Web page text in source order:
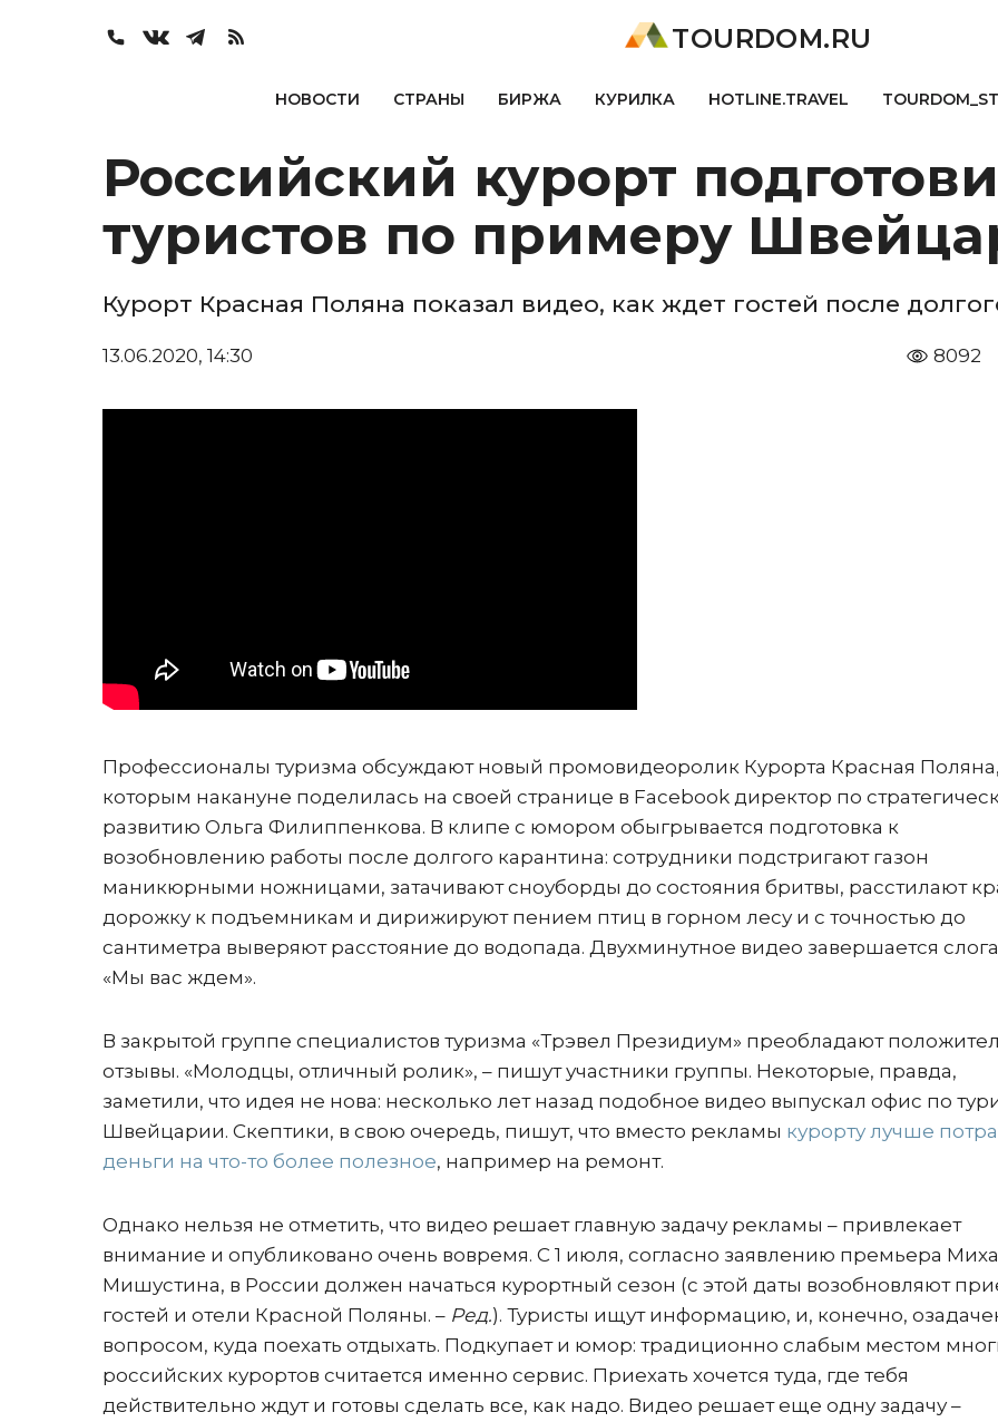
TOURDOM.RU
НОВОСТИ СТРАНЫ БИРЖА КУРИЛКА HOTLINE.TRAVEL
Российский курорт
туристов по примеру
Курорт Красная Поляна показал видео, как ждет гостей после
13.06.2020, 14:30 8092
Профессионалы туризма обсуждают новый промовидеоролик Курорта Красная Поляна,
которым накануне поделилась на своей странице в Facebook директор по
развитию Ольга Филиппенкова. В клипе с юмором обыгрывается подготовка к
возобновлению работы после долгого карантина: сотрудники подстригают газон
маникюрными ножницами, затачивают сноуборды до состояния бритвы, расстилают
дорожку к подъемникам и дирижируют пением птиц в горном лесу и с точностью до
сантиметра выверяют расстояние до водопада. Двухминутное видео завершается
«Мы вас ждем».
В закрытой группе специалистов туризма «Трэвел Президиум» преобладают
отзывы. «Молодцы, отличный ролик», – пишут участники группы. Некоторые, правда,
заметили, что идея не нова: несколько лет назад подобное видео выпускал офис по
Швейцарии. Скептики, в свою очередь, пишут, что вместо рекламы курорту лучше
деньги на что-то более полезное, например на ремонт.
Однако нельзя не отметить, что видео решает главную задачу рекламы – привлекает
внимание и опубликовано очень вовремя. С 1 июля, согласно заявлению премьера
Мишустина, в России должен начаться курортный сезон (с этой даты возобновляют
гостей и отели Красной Поляны. – Ред.). Туристы ищут информацию, и, конечно,
вопросом, куда поехать отдыхать. Подкупает и юмор: традиционно слабым местом
российских курортов считается именно сервис. Приехать хочется туда, где тебя
действительно ждут и готовы сделать все, как надо. Видео решает еще одну задачу –